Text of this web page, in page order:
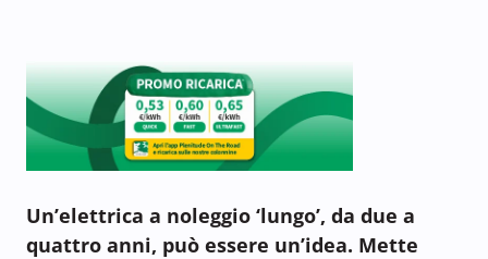
Un’elettrica a noleggio ‘lungo’, da due a
quattro anni, può essere un’idea. Mette